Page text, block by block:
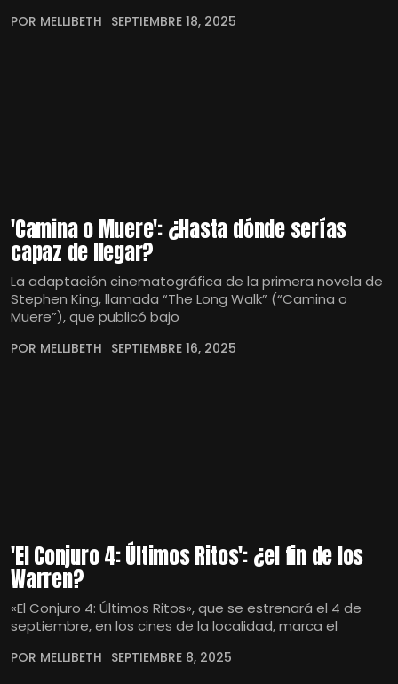
POR MELLIBETH SEPTIEMBRE 18, 2025
'Camina o Muere': ¿Hasta dónde serías
capaz de llegar?
La adaptación cinematográfica de la primera novela de
Stephen King, llamada “The Long Walk” (“Camina o
Muere”), que publicó bajo
POR MELLIBETH SEPTIEMBRE 16, 2025
'El Conjuro 4: Últimos Ritos': ¿el fin de los
Warren?
«El Conjuro 4: Últimos Ritos», que se estrenará el 4 de
septiembre, en los cines de la localidad, marca el
POR MELLIBETH SEPTIEMBRE 8, 2025